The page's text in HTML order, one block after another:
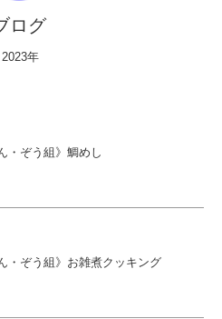
ログ
年
・ぞう組》鯛めし
・ぞう組》お雑煮クッキング